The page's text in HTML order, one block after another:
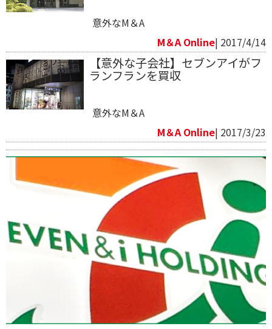
意外なM＆A
M＆A Online| 2017/4/14
【意外な子会社】セブンアイがフ
ランフランを買収
意外なM＆A
M＆A Online| 2017/3/23